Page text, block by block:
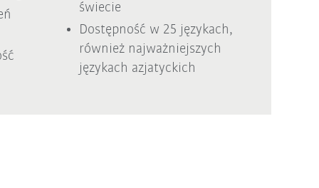
świecie
Dostępność w 25 językach,
również najważniejszych
językach azjatyckich